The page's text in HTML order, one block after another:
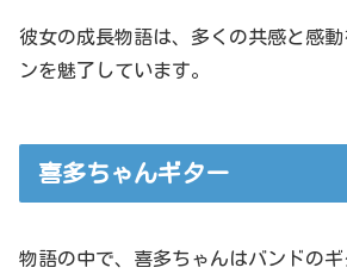
彼女の成長物語は、多くの共感と感
ンを魅了しています。
喜多ちゃんギター
物語の中で、喜多ちゃんはバンドの